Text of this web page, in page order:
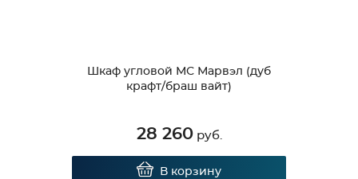
Шкаф угловой МС Марвэл (дуб
крафт/браш вайт)
28 260руб.
В корзину